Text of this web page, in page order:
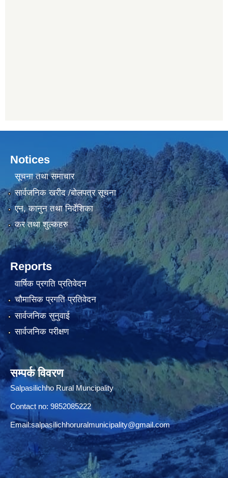
Notices
सूचना तथा समाचार
सार्वजनिक खरीद /बोलपत्र सूचना
एन, कानुन तथा निर्देशिका
कर तथा शुल्कहरु
Reports
वार्षिक प्रगति प्रतिवेदन
चौमासिक प्रगति प्रतिवेदन
सार्वजनिक सुनुवाई
सार्वजनिक परीक्षण
सम्पर्क विवरण
Salpasilichho Rural Muncipality
Contact no: 9852085222
Email:salpasilichhoruralmunicipality@gmail.com